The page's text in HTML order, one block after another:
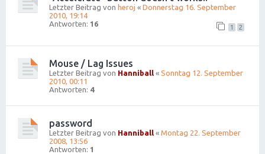
Letzter Beitrag von heroj « Donnerstag 16. September
2010, 19:14
Antworten: 16 1 2
Mouse / Lag Issues
Letzter Beitrag von Hanniball « Sonntag 12. September
2010, 00:11
Antworten: 4
password
Letzter Beitrag von Hanniball « Montag 22. September
2008, 13:56
Antworten: 1